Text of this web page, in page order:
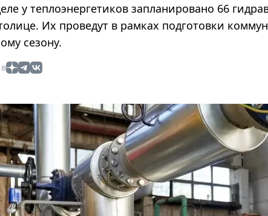
у теплоэнергетиков запланировано 66
Их проведут в рамках подготовки
сезону.